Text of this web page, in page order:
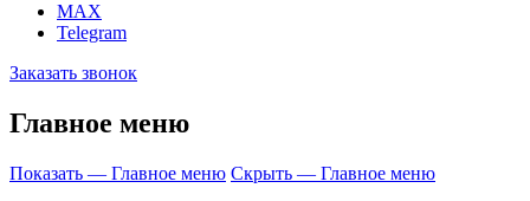
MAX
Telegram
Заказать звонок
Главное меню
Показать — Главное меню Скрыть — Главное меню